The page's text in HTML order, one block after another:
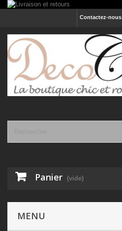
Contactez-nous
Panier (vide)
MENU